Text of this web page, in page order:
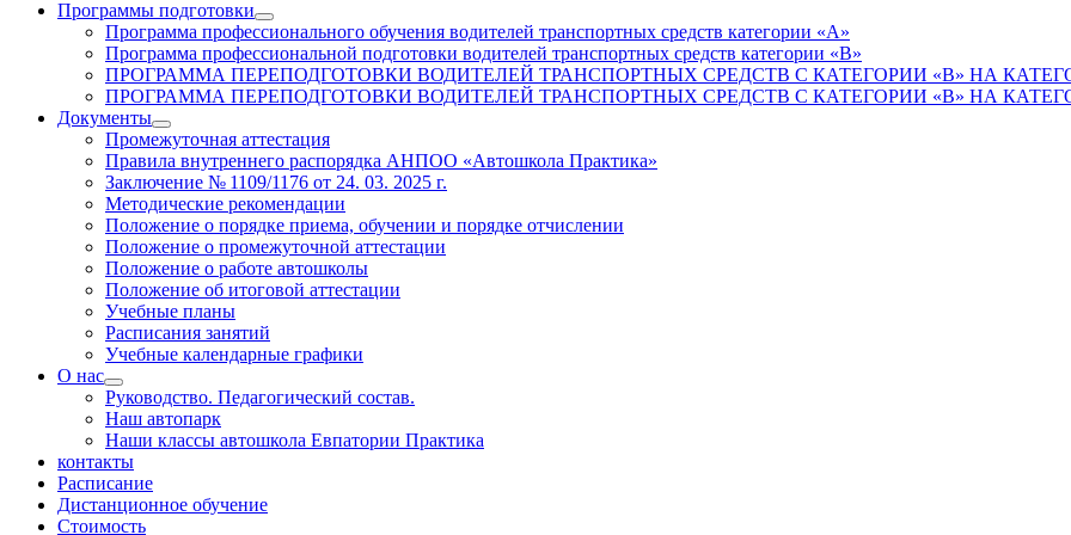
Программы подготовки
Программа профессионального обучения водителей транспортных средств категории «А»
Программа профессиональной подготовки водителей транспортных средств категории «В»
ПРОГРАММА ПЕРЕПОДГОТОВКИ ВОДИТЕЛЕЙ ТРАНСПОРТНЫХ СРЕДСТВ С КАТЕГОРИИ «B» НА
ПРОГРАММА ПЕРЕПОДГОТОВКИ ВОДИТЕЛЕЙ ТРАНСПОРТНЫХ СРЕДСТВ С КАТЕГОРИИ «B» НА
Документы
Промежуточная аттестация
Правила внутреннего распорядка АНПОО «Автошкола Практика»
Заключение № 1109/1176 от 24. 03. 2025 г.
Методические рекомендации
Положение о порядке приема, обучении и порядке отчислении
Положение о промежуточной аттестации
Положение о работе автошколы
Положение об итоговой аттестации
Учебные планы
Расписания занятий
Учебные календарные графики
О нас
Руководство. Педагогический состав.
Наш автопарк
Наши классы автошкола Евпатории Практика
контакты
Расписание
Дистанционное обучение
Стоимость